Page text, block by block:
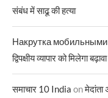
संबंध में साढू की हत्या
Накрутка мобильными
द्विपक्षीय व्यापार को मिलेगा बढ़ावा
समाचार 10 India on